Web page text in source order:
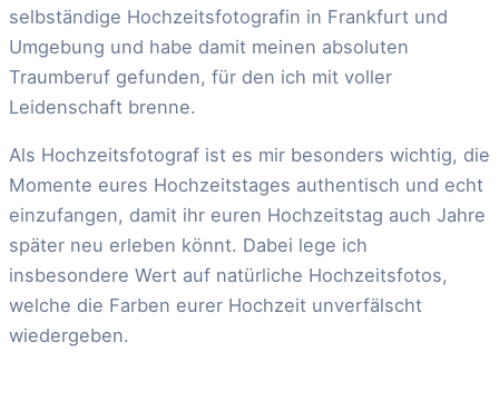
selbständige Hochzeitsfotografin in Frankfurt und
Umgebung und habe damit meinen absoluten
Traumberuf gefunden, für den ich mit voller
Leidenschaft brenne.
Als Hochzeitsfotograf ist es mir besonders wichtig, die
Momente eures Hochzeitstages authentisch und echt
einzufangen, damit ihr euren Hochzeitstag auch Jahre
später neu erleben könnt. Dabei lege ich
insbesondere Wert auf natürliche Hochzeitsfotos,
welche die Farben eurer Hochzeit unverfälscht
wiedergeben.